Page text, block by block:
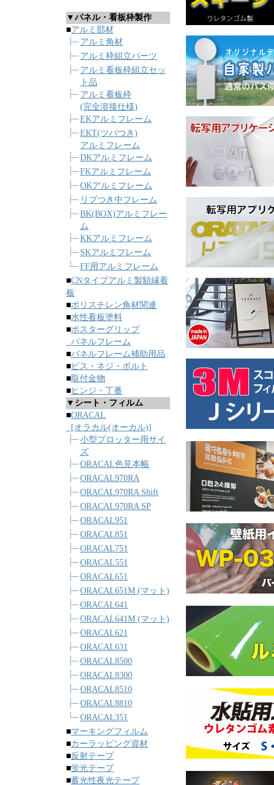
▼パネル・看板枠製作
■アルミ部材
アルミ角材
アルミ枠組立パーツ
アルミ看板枠組立セッ
ト品
アルミ看板枠
(完全溶接仕様)
EKアルミフレーム
EKT(ツバつき)
アルミフレーム
DKアルミフレーム
FKアルミフレーム
OKアルミフレーム
リブつき中フレーム
BK(BOX)アルミフレー
ム
KKアルミフレーム
SKアルミフレーム
FF用アルミフレーム
■CNタイプアルミ製額縁看
板
■ポリスチレン角材関連
■水性看板塗料
■ポスターグリップ
パネルフレーム
■パネルフレーム補助用品
■ビス・ネジ・ボルト
■取付金物
■ ヒンジ・丁番
▼シート・フィルム
■ORACAL
[オラカル(オーカル)]
小型プロッター用サイ
ズ
ORACAL色見本帳
ORACAL970RA
ORACAL970RA Shift
ORACAL970RA SP
ORACAL951
ORACAL851
ORACAL751
ORACAL551
ORACAL651
ORACAL651M (マット)
ORACAL641
ORACAL641M (マット)
ORACAL621
ORACAL631
ORACAL8500
ORACAL8300
ORACAL8510
ORACAL8810
ORACAL351
■マーキングフィルム
■カーラッピング資材
■反射テープ
■蛍光テープ
■蓄光性夜光テープ